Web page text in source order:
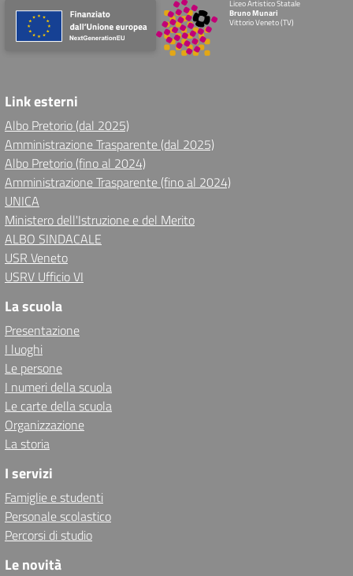
Liceo Artistico Statale
Bruno Munari
Vittorio Veneto (TV)
Link esterni
Albo Pretorio (dal 2025)
Amministrazione Trasparente (dal 2025)
Albo Pretorio (fino al 2024)
Amministrazione Trasparente (fino al 2024)
UNICA
Ministero dell'Istruzione e del Merito
ALBO SINDACALE
USR Veneto
USRV Ufficio VI
La scuola
Presentazione
I luoghi
Le persone
I numeri della scuola
Le carte della scuola
Organizzazione
La storia
I servizi
Famiglie e studenti
Personale scolastico
Percorsi di studio
Le novità